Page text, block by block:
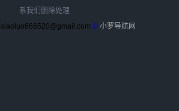
系我们删除处理
xiaoluo666520@gmail.com © 小罗导航网